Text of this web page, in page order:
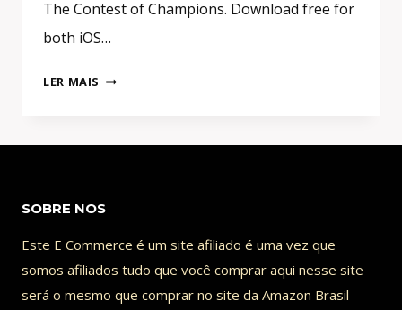
The Contest of Champions. Download free for
both iOS…
LER MAIS FIGHT
|
OF
SOBRE NOS
Este E Commerce é um site afiliado é uma vez que
somos afiliados tudo que você comprar aqui nesse site
será o mesmo que comprar no site da Amazon Brasil